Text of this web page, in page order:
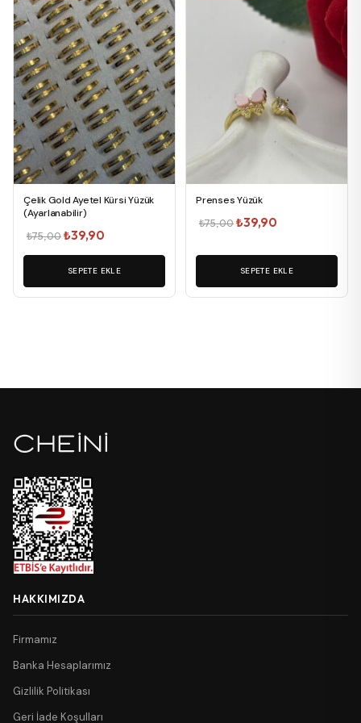
Çelik Gold Ayetel Kürsi Yüzük
(Ayarlanabilir)
₺75,00Orijinal
fiyat:
₺75,00.
₺39,90
andaki
fiyat:
SEPETE EKLE
Prenses Yüzük
₺75,00Orijinal
₺39,90
SEPETE EKLE
HAKKIMIZDA
Firmamız
Banka Hesaplarımız
Gizlilik Politikası
Geri İade Koşulları